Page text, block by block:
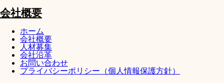
会社概要
ホーム
会社概要
人材募集
会社沿革
お問い合わせ
プライバシーポリシー（個人情報保護方針）